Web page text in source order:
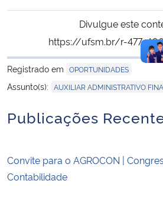
Divulgue este
https://ufsm.br/r-477-
Registrado em OPORTUNIDADES
Assunto(s): AUXILIAR ADMINISTRATIVO
Publicações
Convite para o AGROCON |
Contabilidade